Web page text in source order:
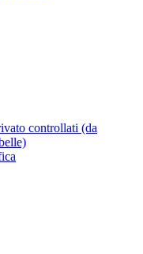
controllati (da